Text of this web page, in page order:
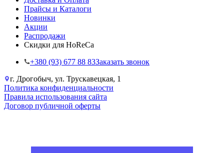
Прайсы и Каталоги
Новинки
Акции
Распродажи
Скидки для HoReCa
+38‎0 (93) 677 88 83Заказать звонок
г. Дрогобыч, ул. Трускавецкая, 1
Политика конфиденциальности
Правила использования сайта
Договор публичной оферты